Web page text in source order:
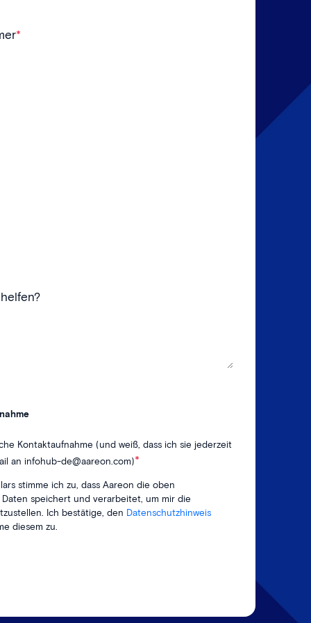
*
Kontaktaufnahme (und weiß, dass ich sie jederzeit
an infohub-de@aareon.com)*
stimme ich zu, dass Aareon die oben
speichert und verarbeitet, um mir die
Ich bestätige, den Datenschutzhinweis
diesem zu.